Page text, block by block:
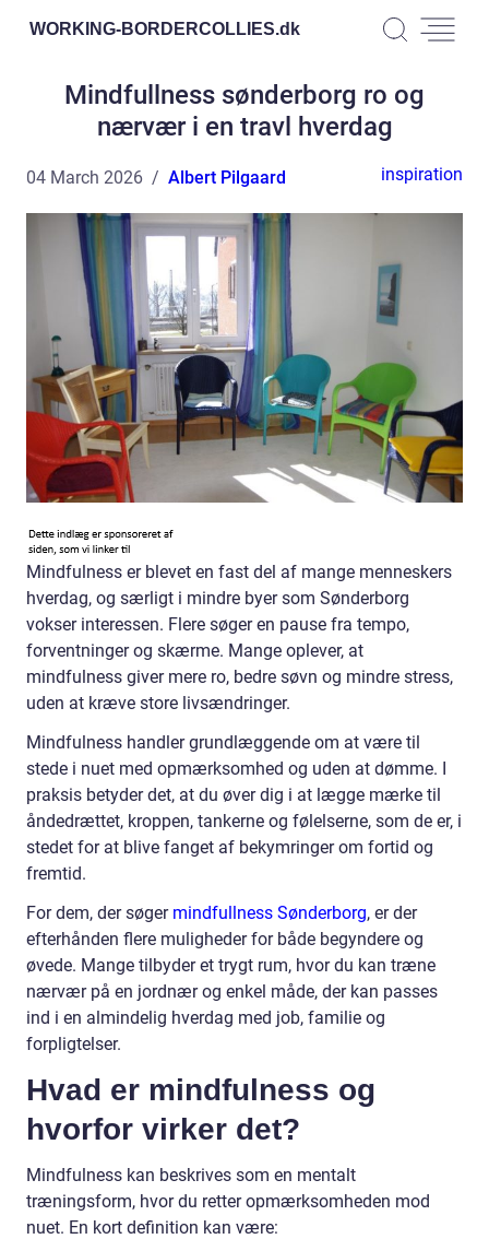
WORKING-BORDERCOLLIES.dk
Mindfullness sønderborg ro og
nærvær i en travl hverdag
04 March 2026 Albert Pilgaard inspiration
Mindfulness er blevet en fast del af mange menneskers
hverdag, og særligt i mindre byer som Sønderborg
vokser interessen. Flere søger en pause fra tempo,
forventninger og skærme. Mange oplever, at
mindfulness giver mere ro, bedre søvn og mindre stress,
uden at kræve store livsændringer.
Mindfulness handler grundlæggende om at være til
stede i nuet med opmærksomhed og uden at dømme. I
praksis betyder det, at du øver dig i at lægge mærke til
åndedrættet, kroppen, tankerne og følelserne, som de er, i
stedet for at blive fanget af bekymringer om fortid og
fremtid.
For dem, der søger mindfullness Sønderborg, er der
efterhånden flere muligheder for både begyndere og
øvede. Mange tilbyder et trygt rum, hvor du kan træne
nærvær på en jordnær og enkel måde, der kan passes
ind i en almindelig hverdag med job, familie og
forpligtelser.
Hvad er mindfulness og
hvorfor virker det?
Mindfulness kan beskrives som en mentalt
træningsform, hvor du retter opmærksomheden mod
nuet. En kort definition kan være: